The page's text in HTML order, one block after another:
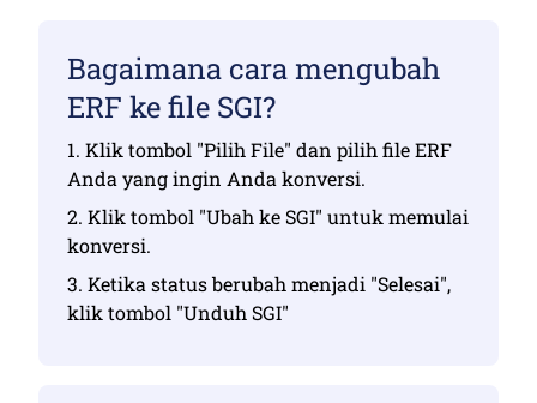
Bagaimana cara mengubah
ERF ke file SGI?
1. Klik tombol "Pilih File" dan pilih file ERF
Anda yang ingin Anda konversi.
2. Klik tombol "Ubah ke SGI" untuk memulai
konversi.
3. Ketika status berubah menjadi "Selesai",
klik tombol "Unduh SGI"